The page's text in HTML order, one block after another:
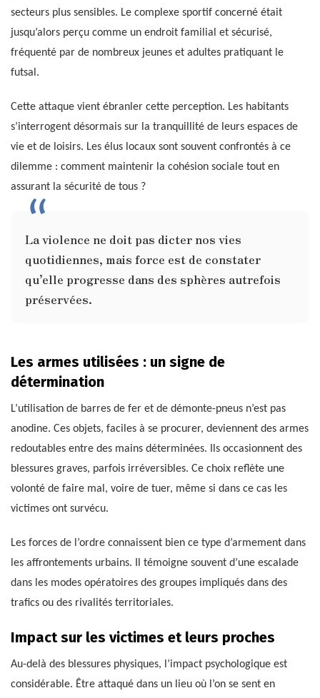
secteurs plus sensibles. Le complexe sportif concerné était
jusqu’alors perçu comme un endroit familial et sécurisé,
fréquenté par de nombreux jeunes et adultes pratiquant le
futsal.
Cette attaque vient ébranler cette perception. Les habitants
s’interrogent désormais sur la tranquillité de leurs espaces de
vie et de loisirs. Les élus locaux sont souvent confrontés à ce
dilemme : comment maintenir la cohésion sociale tout en
assurant la sécurité de tous ?
La violence ne doit pas dicter nos vies
quotidiennes, mais force est de constater
qu’elle progresse dans des sphères autrefois
préservées.
Les armes utilisées : un signe de
détermination
L’utilisation de barres de fer et de démonte-pneus n’est pas
anodine. Ces objets, faciles à se procurer, deviennent des armes
redoutables entre des mains déterminées. Ils occasionnent des
blessures graves, parfois irréversibles. Ce choix reflète une
volonté de faire mal, voire de tuer, même si dans ce cas les
victimes ont survécu.
Les forces de l’ordre connaissent bien ce type d’armement dans
les affrontements urbains. Il témoigne souvent d’une escalade
dans les modes opératoires des groupes impliqués dans des
trafics ou des rivalités territoriales.
Impact sur les victimes et leurs proches
Au-delà des blessures physiques, l’impact psychologique est
considérable. Être attaqué dans un lieu où l’on se sent en